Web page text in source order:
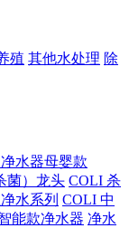
殖 其他水处理 除
水器母婴款
菌）龙头 COLI 杀
水系列 COLI 中
能款净水器 净水